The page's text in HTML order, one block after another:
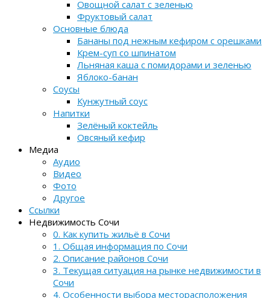
Овощной салат с зеленью
Фруктовый салат
Основные блюда
Бананы под нежным кефиром с орешками
Крем-суп со шпинатом
Льняная каша с помидорами и зеленью
Яблоко-банан
Соусы
Кунжутный соус
Напитки
Зелёный коктейль
Овсяный кефир
Медиа
Аудио
Видео
Фото
Другое
Ссылки
Недвижимость Сочи
0. Как купить жильё в Сочи
1. Общая информация по Сочи
2. Описание районов Сочи
3. Текущая ситуация на рынке недвижимости в
Сочи
4. Особенности выбора месторасположения